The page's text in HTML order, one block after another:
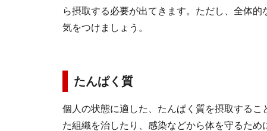
ら摂取する必要が出てきます。ただし、全体
気をつけましょう。
たんぱく質
個人の状態に適した、たんぱく質を摂取する
た組織を治したり、感染などから体を守るた